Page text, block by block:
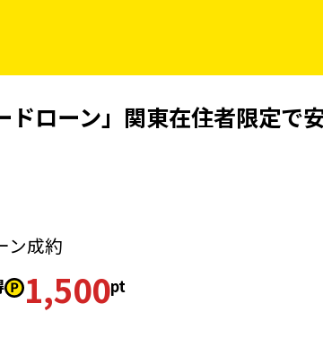
ドローン」関東在住者限定で
ン成約
1,500pt